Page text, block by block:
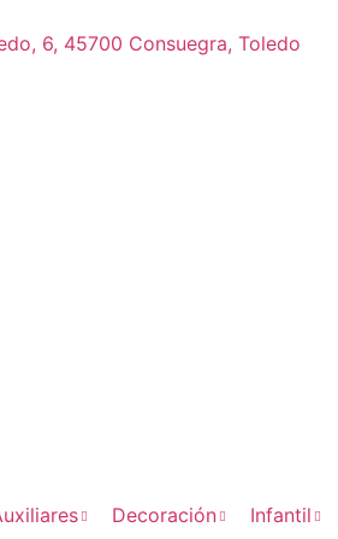
6, 45700 Consuegra, Toledo
Decoración Infantil